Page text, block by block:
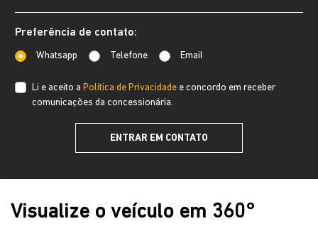
Preferência de contato:
Whatsapp Telefone Email
Li e aceito a Política de Privacidade e concordo em receber
comunicações da concessionária.
ENTRAR EM CONTATO
Visualize o veículo em 360°